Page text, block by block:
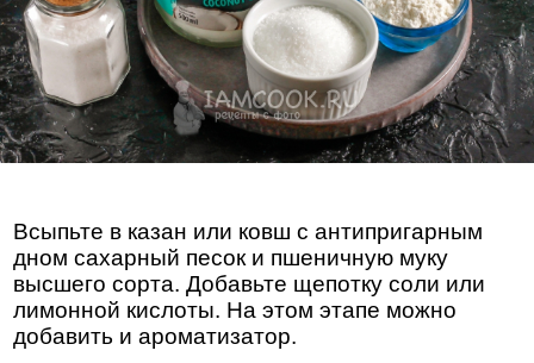
Всыпьте в казан или ковш с антипригарным
дном сахарный песок и пшеничную муку
высшего сорта. Добавьте щепотку соли или
лимонной кислоты. На этом этапе можно
добавить и ароматизатор.